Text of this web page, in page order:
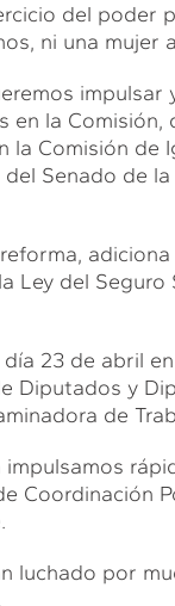
del poder
ni una mujer
la Comisión,
la Comisión de
Senado de
Ley del
23 de abril
Diputados y
de
Coordinación
luchado por